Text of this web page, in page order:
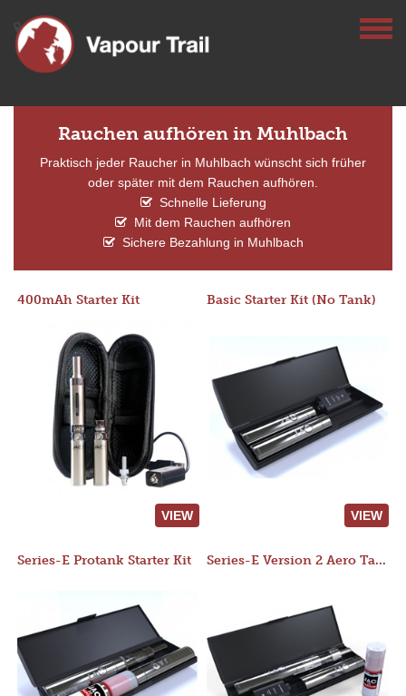
Rauchen aufhören in Muhlbach
Praktisch jeder Raucher in Muhlbach wünscht sich früher
oder später mit dem Rauchen aufhören.
Schnelle Lieferung
Mit dem Rauchen aufhören
Sichere Bezahlung in Muhlbach
400mAh Starter Kit
VIEW
Basic Starter Kit (No Tank)
VIEW
Series-E Protank Starter Kit Series-E Version 2 Aero Tank Starter Kit